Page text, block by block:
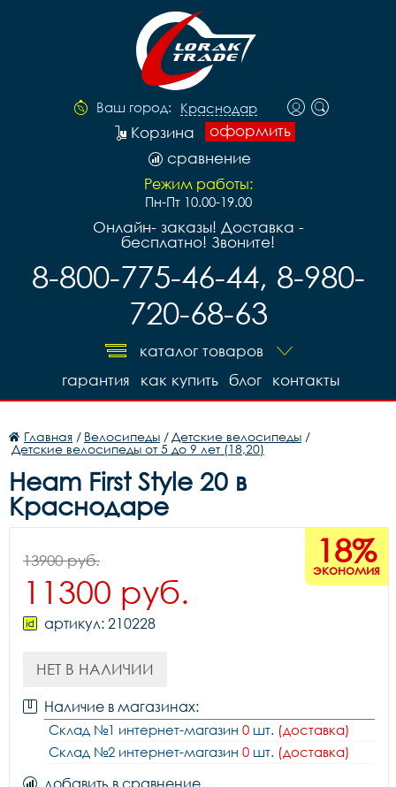
Ваш город: Краснодар
оформить
Корзина
сравнение
Режим работы:
Пн-Пт 10.00-19.00
Онлайн- заказы! Доставка -
бесплатно! Звоните!
8-800-775-46-44, 8-980-
720-68-63
каталог товаров
контакты
блог
как купить
гарантия
Главная / Велосипеды / Детские велосипеды /
Детские велосипеды от 5 до 9 лет (18,20)
Heam First Style 20 в
Краснодаре
18%
экономия
13900 руб.
11300 руб.
артикул: 210228
НЕТ В НАЛИЧИИ
Наличие в магазинах:
Склад №1 интернет-магазин 0 шт. (доставка)
Склад №2 интернет-магазин 0 шт. (доставка)
добавить в сравнение